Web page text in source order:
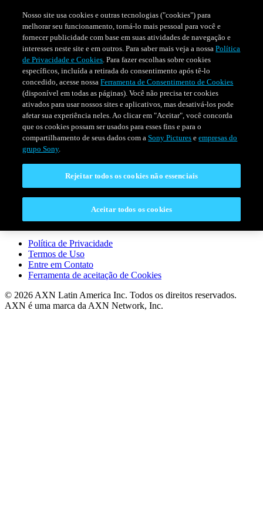
PROGRAMAÇÃO EVENTOS ESPECIAIS
CONECTAR
Entre em Contato
LEGAL
Política de Privacidade
Termos de Uso
Entre em Contato
Ferramenta de aceitação de Cookies
© 2026 AXN Latin America Inc. Todos os direitos reservados.
AXN é uma marca da AXN Network, Inc.
Nosso site usa cookies e outras tecnologias ("cookies") para
melhorar seu funcionamento, torná-lo mais pessoal para você e
fornecer publicidade com base em suas atividades de navegação e
interesses neste site e em outros. Para saber mais veja a nossaPolítica
de Privacidade e Cookies. Para fazer escolhas sobre cookies
específicos, incluída a retirada do consentimento após tê-lo
concedido, acesse nossaFerramenta de Consentimento de Cookies
(disponível em todas as páginas). Você não precisa ter cookies
ativados para usar nossos sites e aplicativos, mas desativá-los pode
afetar sua experiência neles. Ao clicar em "Aceitar", você concorda
que os cookies possam ser usados para esses fins e para o
compartilhamento de seus dados com aSony Pictures eempresas do
grupo Sony.
Rejeitar todos os cookies não essenciais
Aceitar todos os cookies